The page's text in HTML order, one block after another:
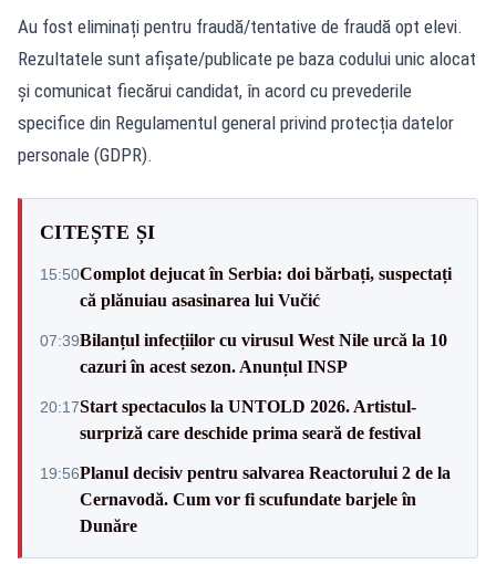
Au fost eliminați pentru fraudă/tentative de fraudă opt elevi.
Rezultatele sunt afișate/publicate pe baza codului unic alocat
și comunicat fiecărui candidat, în acord cu prevederile
specifice din Regulamentul general privind protecția datelor
personale (GDPR).
CITEȘTE ȘI
15:50Complot dejucat în Serbia: doi bărbați, suspectați
că plănuiau asasinarea lui Vučić
07:39Bilanțul infecțiilor cu virusul West Nile urcă la 10
cazuri în acest sezon. Anunțul INSP
20:17Start spectaculos la UNTOLD 2026. Artistul-
surpriză care deschide prima seară de festival
19:56Planul decisiv pentru salvarea Reactorului 2 de la
Cernavodă. Cum vor fi scufundate barjele în
Dunăre